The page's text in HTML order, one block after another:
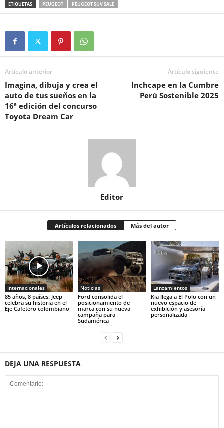
ETIQUETAS PEUGEOT PEUGEOT SUV SALE
Artículo anterior
Imagina, dibuja y crea el
auto de tus sueños en la
16ª edición del concurso
Toyota Dream Car
Artículo siguiente
Inchcape en la Cumbre
Perú Sostenible 2025
Editor
Artículos relacionados Más del autor
Internacionales
85 años, 8 países: Jeep
celebra su historia en el
Eje Cafetero colombiano
Noticias
Ford consolida el
posicionamiento de
marca con su nueva
campaña para
Sudamérica
Lanzamientos
Kia llega a El Polo con un
nuevo espacio de
exhibición y asesoría
personalizada
DEJA UNA RESPUESTA